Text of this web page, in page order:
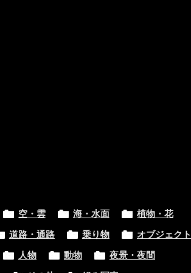
空・雲 海・水面 植物・花
道路・通路 乗り物 オブジェク
人物 動物 夜景・夜間